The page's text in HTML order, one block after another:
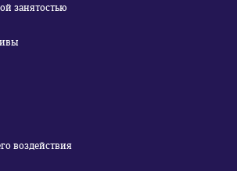
занятостью
воздействия